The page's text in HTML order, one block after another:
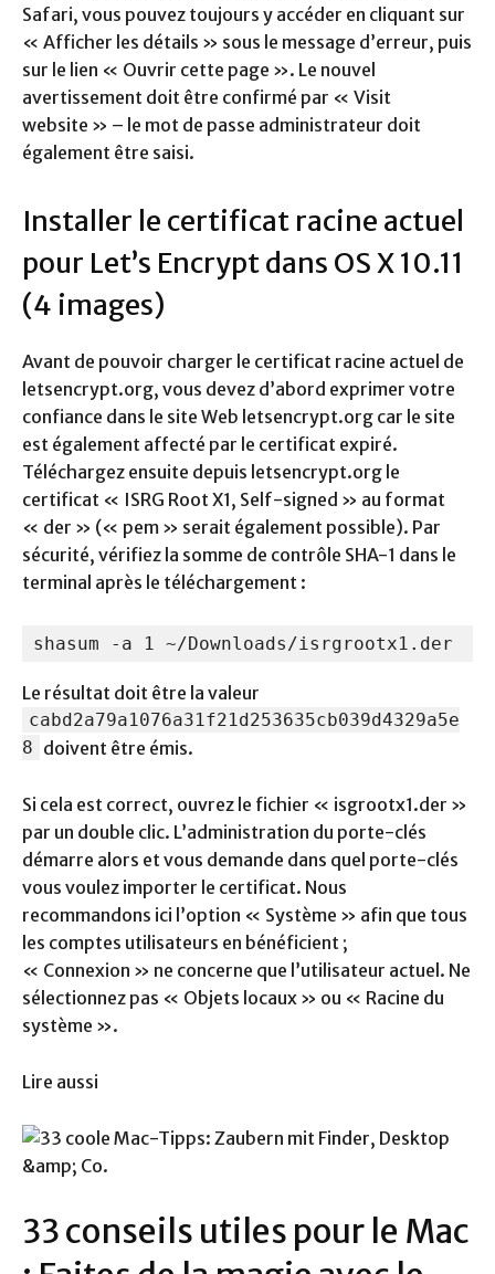
Safari, vous pouvez toujours y accéder en cliquant sur
« Afficher les détails » sous le message d’erreur, puis
sur le lien « Ouvrir cette page ». Le nouvel
avertissement doit être confirmé par « Visit
website » – le mot de passe administrateur doit
également être saisi.
Installer le certificat racine actuel
pour Let’s Encrypt dans OS X 10.11
(4 images)
Avant de pouvoir charger le certificat racine actuel de
letsencrypt.org, vous devez d’abord exprimer votre
confiance dans le site Web letsencrypt.org car le site
est également affecté par le certificat expiré.
Téléchargez ensuite depuis letsencrypt.org le
certificat « ISRG Root X1, Self-signed » au format
« der » (« pem » serait également possible). Par
sécurité, vérifiez la somme de contrôle SHA-1 dans le
terminal après le téléchargement :
shasum -a 1 ~/Downloads/isrgrootx1.der
Le résultat doit être la valeur
cabd2a79a1076a31f21d253635cb039d4329a5e
8 doivent être émis.
Si cela est correct, ouvrez le fichier « isgrootx1.der »
par un double clic. L’administration du porte-clés
démarre alors et vous demande dans quel porte-clés
vous voulez importer le certificat. Nous
recommandons ici l’option « Système » afin que tous
les comptes utilisateurs en bénéficient ;
« Connexion » ne concerne que l’utilisateur actuel. Ne
sélectionnez pas « Objets locaux » ou « Racine du
système ».
Lire aussi
33 conseils utiles pour le Mac